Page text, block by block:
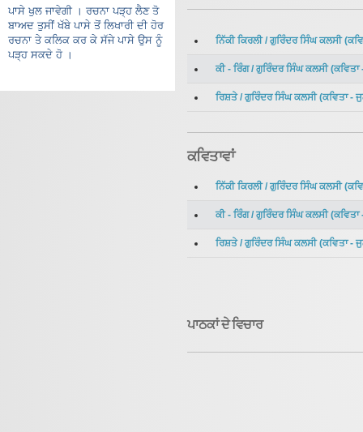
ਪਾਸੇ ਖੁਲ ਜਾਵੇਗੀ । ਰਚਨਾ ਪੜ੍ਹ ਲੈਣ ਤੋ
ਬਾਅਦ ਤੁਸੀਂ ਖੱਬੇ ਪਾਸੇ ਤੋਂ ਲਿਖਾਰੀ ਦੀ ਹੋਰ
ਰਚਨਾ ਤੇ ਕਲਿਕ ਕਰ ਕੇ ਸੱਜੇ ਪਾਸੇ ਉਸ ਨੂੰ
ਪੜ੍ਹ ਸਕਦੇ ਹੋ ।
ਨਿੱਕੀ ਕਿਰਲੀ/ ਗੁਰਿੰਦਰ ਸਿੰਘ ਕਲਸੀ(
ਕੀ - ਰਿੰਗ/ ਗੁਰਿੰਦਰ ਸਿੰਘ ਕਲਸੀ(ਕਵਿਤਾ
ਰਿਸ਼ਤੇ/ ਗੁਰਿੰਦਰ ਸਿੰਘ ਕਲਸੀ(ਕਵਿਤਾ-
ਕਵਿਤਾਵਾਂ
ਨਿੱਕੀ ਕਿਰਲੀ/ ਗੁਰਿੰਦਰ ਸਿੰਘ ਕਲਸੀ(
ਕੀ - ਰਿੰਗ/ ਗੁਰਿੰਦਰ ਸਿੰਘ ਕਲਸੀ(ਕਵਿਤਾ
ਰਿਸ਼ਤੇ/ ਗੁਰਿੰਦਰ ਸਿੰਘ ਕਲਸੀ(ਕਵਿਤਾ-
ਪਾਠਕਾਂ ਦੇ ਵਿਚਾਰ